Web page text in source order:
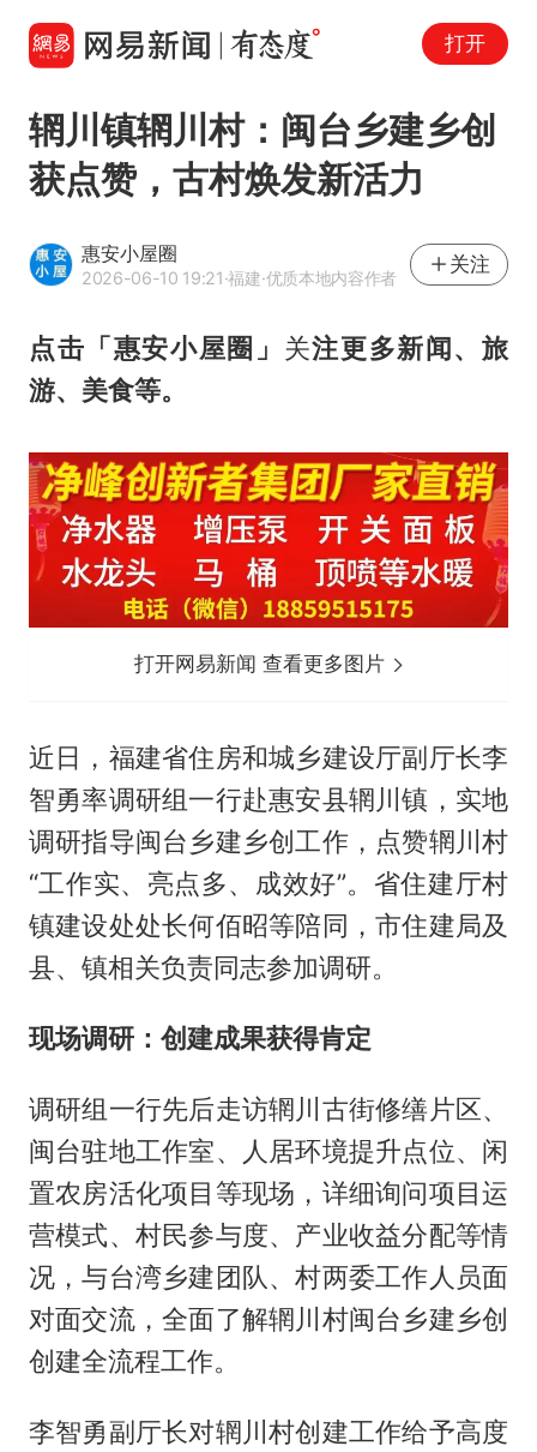
打开
辋川镇辋川村：闽台乡建乡创
获点赞，古村焕发新活力
惠安小屋圈
2026-06-10 19:21·福建·优质本地内容作者
关注
点击 「惠安小屋圈 」 关注更多新闻、旅
游、美食等。
打开网易新闻 查看更多图片
近日，福建省住房和城乡建设厅副厅长李
智勇率调研组一行赴惠安县辋川镇，实地
调研指导闽台乡建乡创工作，点赞辋川村
“工作实、亮点多、成效好”。省住建厅村
镇建设处处长何佰昭等陪同，市住建局及
县、镇相关负责同志参加调研。
现场调研：创建成果获得肯定
调研组一行先后走访辋川古街修缮片区、
闽台驻地工作室、人居环境提升点位、闲
置农房活化项目等现场，详细询问项目运
营模式、村民参与度、产业收益分配等情
况，与台湾乡建团队、村两委工作人员面
对面交流，全面了解辋川村闽台乡建乡创
创建全流程工作。
李智勇副厅长对辋川村创建工作给予高度